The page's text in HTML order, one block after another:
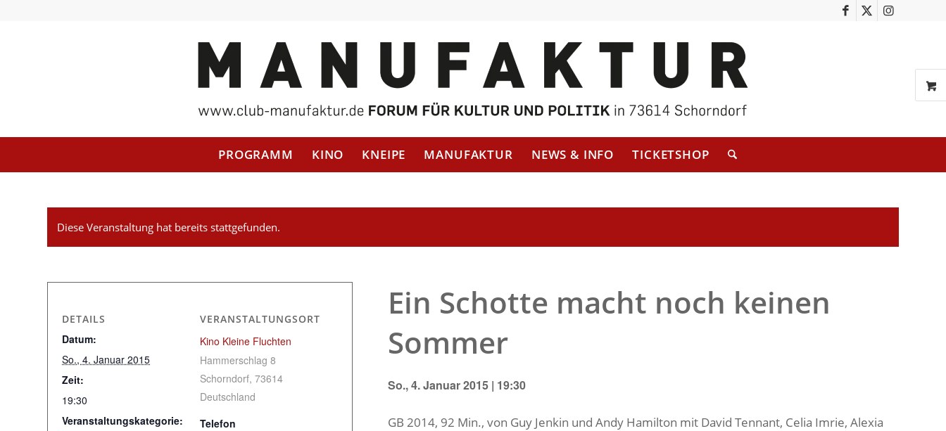
PROGRAMM KINO KNEIPE MANUFAKTUR NEWS & INFO TICKETSHOP
Diese Veranstaltung hat bereits stattgefunden.
Ein Schotte macht noch keinen
Sommer
So., 4. Januar 2015 | 19:30
GB 2014, 92 Min., von Guy Jenkin und Andy Hamilton mit David Tennant, Celia Imrie, Alexia
DETAILS
Datum:
So., 4. Januar 2015
Zeit:
19:30
Veranstaltungskategorie:
VERANSTALTUNGSORT
Kino Kleine Fluchten
Hammerschlag 8
Schorndorf, 73614
Deutschland
Telefon